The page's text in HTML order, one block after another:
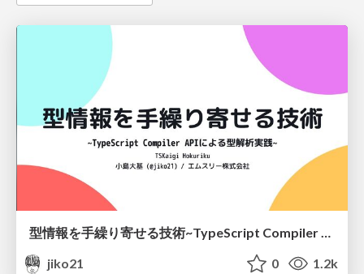
型情報を手繰り寄せる技術~TypeScript Compiler APIによる型解析実践~
jiko21
0 1.2k